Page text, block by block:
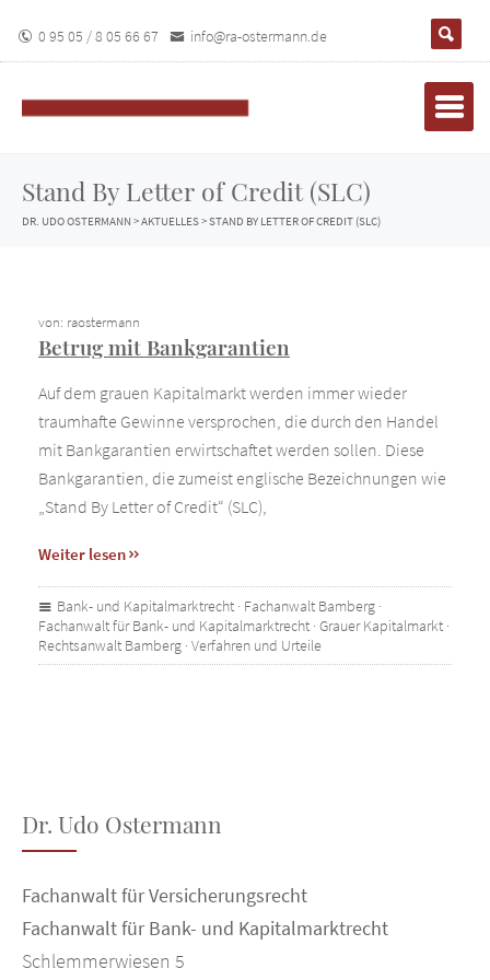
0 95 05 / 8 05 66 67 info@ra-ostermann.de
Stand By Letter of Credit (SLC)
DR. UDO OSTERMANN >AKTUELLES>STAND BY LETTER OF CREDIT (SLC)
von: raostermann
Betrug mit Bankgarantien
Auf dem grauen Kapitalmarkt werden immer wieder
traumhafte Gewinne versprochen, die durch den Handel
mit Bankgarantien erwirtschaftet werden sollen. Diese
Bankgarantien, die zumeist englische Bezeichnungen wie
„Stand By Letter of Credit“ (SLC),
Weiter lesen
Bank- und Kapitalmarktrecht · Fachanwalt Bamberg ·
Fachanwalt für Bank- und Kapitalmarktrecht · Grauer Kapitalmarkt ·
Rechtsanwalt Bamberg · Verfahren und Urteile
Dr. Udo Ostermann
Fachanwalt für Versicherungsrecht
Fachanwalt für Bank- und Kapitalmarktrecht
Schlemmerwiesen 5